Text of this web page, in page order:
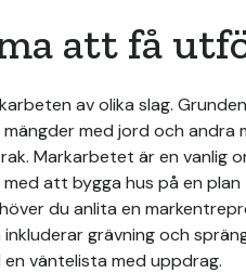
att få
av olika slag.
med jord och andra
Markarbetet är en vanlig
att bygga hus på en
du anlita en
grävning och
väntelista med uppdrag.